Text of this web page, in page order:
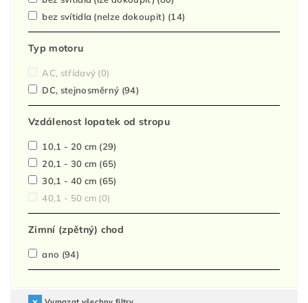
bez svítidla (nelze dokoupit) (14)
Typ motoru
AC, střídavý (0)
DC, stejnosměrný (94)
Vzdálenost lopatek od stropu
10,1 - 20 cm (29)
20,1 - 30 cm (65)
30,1 - 40 cm (65)
40,1 - 50 cm (0)
Zimní (zpětný) chod
ano (94)